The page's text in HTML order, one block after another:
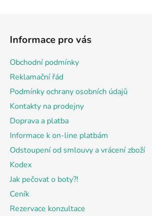
Informace pro vás
Obchodní podmínky
Reklamační řád
Podmínky ochrany osobních údajů
Kontakty na prodejny
Doprava a platba
Informace k on-line platbám
Odstoupení od smlouvy a vrácení zboží
Kodex
Jak pečovat o boty?!
Ceník
Rezervace konzultace